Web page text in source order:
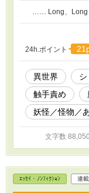
…… Long、Long
24h.ポイント
異世界 シ
触手責め
妖怪／怪物／
文字数 88,050
ｴｯｾｲ・ﾉﾝﾌｨｸｼｮﾝ 連